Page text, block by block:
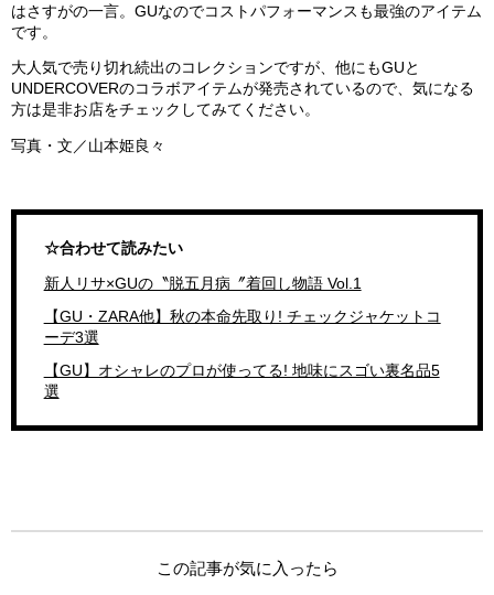
はさすがの一言。GUなのでコストパフォーマンスも最強のアイテム
です。
大人気で売り切れ続出のコレクションですが、他にもGUと
UNDERCOVERのコラボアイテムが発売されているので、気になる
方は是非お店をチェックしてみてください。
写真・文／山本姫良々
☆合わせて読みたい
新人リサ×GUの〝脱五月病〞着回し物語 Vol.1
【GU・ZARA他】秋の本命先取り! チェックジャケットコ
ーデ3選
【GU】オシャレのプロが使ってる! 地味にスゴい裏名品5
選
この記事が気に入ったら